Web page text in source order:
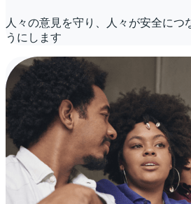
人々の意見を守り、人々が安全につ
うにします